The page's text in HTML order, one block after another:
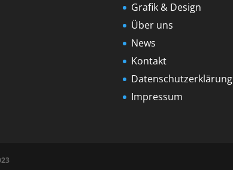
Grafik & Design
Über uns
News
Kontakt
Datenschutzerklärung
Impressum